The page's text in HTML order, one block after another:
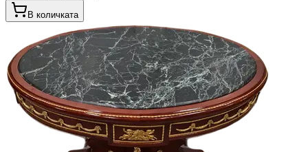
В количката